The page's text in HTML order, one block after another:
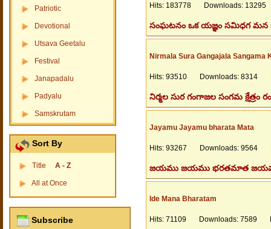
Patriotic
Devotional
Utsava Geetalu
Festival
Janapadalu
Padyalu
Samskrutam
Sort By
Title A - Z
All at Once
Subscribe
Hits: 183778 Downloads:
సంఘటనం ఒక యజ్ఞం సమిధగ మన
Nirmala Sura Gangajala Sangama
Hits: 93510 Downloads: 8314
నిర్మల సుర గంగాజల సంగమ
Jayamu Jayamu bharata Mata
Hits: 93267 Downloads: 9564
జయము జయము భరతమాత
Ide Mana Bharatam
Hits: 71109 Downloads: 7589